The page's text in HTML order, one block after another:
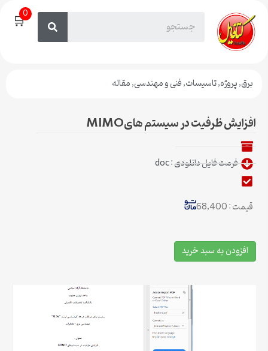
🛒0
برق,پروژه,تاسیسات,فنی و مهندسی,مقاله
افزایش ظرفیت در سیستم هایMIMO
فرمت فایل دانلودی : doc
قیمت : 68,400
افزودن به سبد خرید